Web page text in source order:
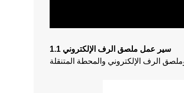
1.1 سير عمل ملصق الرف الإلكتروني